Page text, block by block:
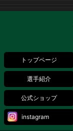
トップページ
選手紹介
公式ショップ
instagram